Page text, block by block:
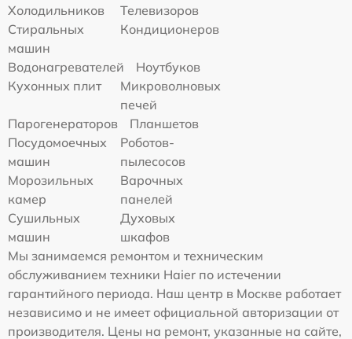
Холодильников
Телевизоров
Стиральных
машин
Кондиционеров
Водонагревателей
Ноутбуков
Кухонных плит
Микроволновых
печей
Парогенераторов
Планшетов
Посудомоечных
машин
Роботов-
пылесосов
Морозильных
камер
Варочных
панелей
Сушильных
машин
Духовых
шкафов
Мы занимаемся ремонтом и техническим
обслуживанием техники Haier по истечении
гарантийного периода. Наш центр в Москве работает
независимо и не имеет официальной авторизации от
производителя. Цены на ремонт, указанные на сайте,